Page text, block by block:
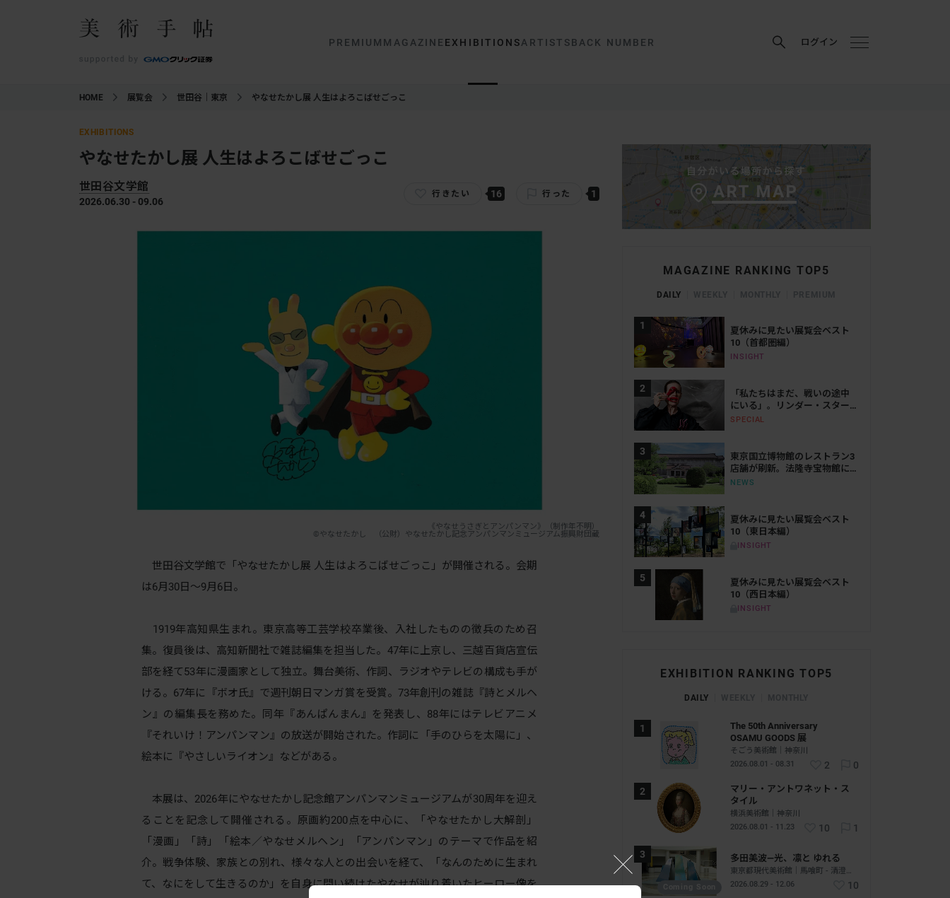
PREMIUM MAGAZINE EXHIBITIONSARTISTSBACK NUMBER ログイン
HOME 展覧会 世田谷｜東京 やなせたかし展 人生はよろこばせごっこ
EXHIBITIONS
やなせたかし展 人生はよろこばせごっこ
世田谷文学館
2026.06.30 - 09.06
行きたい 16 行った 1
《やなせうさぎとアンパンマン》（制作年不明）
©やなせたかし （公財）やなせたかし記念アンパンマンミュージアム振興財団蔵
世田谷文学館で「やなせたかし展 人生はよろこばせごっこ」が開催される。会期
は6月30日〜9月6日。
1919年高知県生まれ。東京高等工芸学校卒業後、入社したものの徴兵のため召
集。復員後は、高知新聞社で雑誌編集を担当した。47年に上京し、三越百貨店宣伝
部を経て53年に漫画家として独立。舞台美術、作詞、ラジオやテレビの構成も手が
ける。67年に『ボオ氏』で週刊朝日マンガ賞を受賞。73年創刊の雑誌『詩とメルヘ
ン』の編集長を務めた。同年『あんぱんまん』を発表し、88年にはテレビアニメ
『それいけ！アンパンマン』の放送が開始された。作詞に「手のひらを太陽に」、
絵本に『やさしいライオン』などがある。
本展は、2026年にやなせたかし記念館アンパンマンミュージアムが30周年を迎え
ることを記念して開催される。原画約200点を中心に、「やなせたかし大解剖」
「漫画」「詩」「絵本／やなせメルヘン」「アンパンマン」のテーマで作品を紹
介。戦争体験、家族との別れ、様々な人との出会いを経て、「なんのために生まれ
て、なにをして生きるのか」を自身に問い続けたやなせが辿り着いたヒーロー像を
MAGAZINE RANKING TOP5
DAILY
夏休みに見たい展覧会ベスト
10（首都圏編）
INSIGHT
「私たちはまだ、戦いの途中
にいる」。リンダー・スター
リングが語る、表現と抵抗の
SPECIAL
東京国立博物館のレストラン3
店舗が刷新。法隆寺宝物館に
は「鮨会席 おく乃」がオープ
NEWS
夏休みに見たい展覧会ベスト
10（東日本編）
INSIGHT
夏休みに見たい展覧会ベスト
10（西日本編）
INSIGHT
EXHIBITION RANKING TOP5
DAILY
The 50th Anniversary
OSAMU GOODS 展
そごう美術館｜神奈川
2026.08.01 - 08.31
2 0
マリー・アントワネット・ス
タイル
横浜美術館｜神奈川
2026.08.01 - 11.23
10 1
多田美波―光、凛と ゆれる
東京都現代美術館｜馬喰町 - 清澄白河｜東京
2026.08.29 - 12.06
10